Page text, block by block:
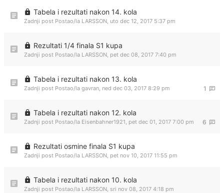
Tabela i rezultati nakon 14. kola
Zadnji post Postao/la LARSSON, uto dec 12, 2017 5:37 pm
Rezultati 1/4 finala S1 kupa
Zadnji post Postao/la LARSSON, pet dec 08, 2017 7:40 pm
Tabela i rezultati nakon 13. kola
1
Zadnji post Postao/la gavran, ned dec 03, 2017 8:29 pm
Tabela i rezultati nakon 12. kola
6
Zadnji post Postao/la Eisenbahner1921, pet dec 01, 2017 7:00 pm
Rezultati osmine finala S1 kupa
Zadnji post Postao/la LARSSON, pet nov 10, 2017 11:55 pm
Tabela i rezultati nakon 10. kola
Zadnji post Postao/la LARSSON, sri nov 08, 2017 4:18 pm